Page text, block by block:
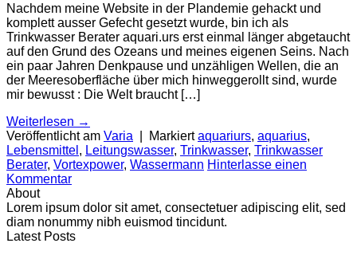
Nachdem meine Website in der Plandemie gehackt und
komplett ausser Gefecht gesetzt wurde, bin ich als
Trinkwasser Berater aquari.urs erst einmal länger abgetaucht
auf den Grund des Ozeans und meines eigenen Seins. Nach
ein paar Jahren Denkpause und unzähligen Wellen, die an
der Meeresoberfläche über mich hinweggerollt sind, wurde
mir bewusst : Die Welt braucht […]
Weiterlesen →
Veröffentlicht am Varia Markiertaquariurs, aquarius,
Lebensmittel , Leitungswasser, Trinkwasser, Trinkwasser
Berater, Vortexpower, Wassermann Hinterlasse einen
Kommentar
About
Lorem ipsum dolor sit amet, consectetuer adipiscing elit, sed
diam nonummy nibh euismod tincidunt.
Latest Posts